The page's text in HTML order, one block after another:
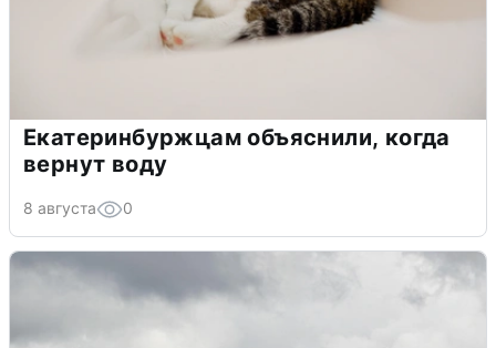
Екатеринбуржцам объяснили, когда
вернут воду
8 августа 0